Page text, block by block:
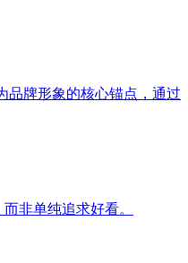
品牌形象的核心锚点，通过
非单纯追求好看。